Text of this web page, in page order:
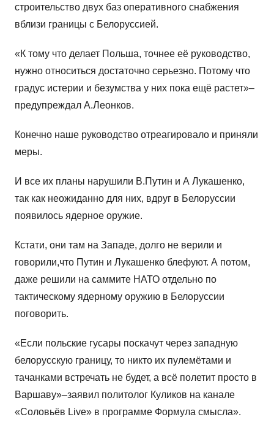
строительство двух баз оперативного снабжения
вблизи границы с Белоруссией.
«К тому что делает Польша, точнее её руководство,
нужно относиться достаточно серьезно. Потому что
градус истерии и безумства у них пока ещё растет»–
предупреждал А.Леонков.
Конечно наше руководство отреагировало и приняли
меры.
И все их планы нарушили В.Путин и А Лукашенко,
так как неожиданно для них, вдруг в Белоруссии
появилось ядерное оружие.
Кстати, они там на Западе, долго не верили и
говорили,что Путин и Лукашенко блефуют. А потом,
даже решили на саммите НАТО отдельно по
тактическому ядерному оружию в Белоруссии
поговорить.
«Если польские гусары поскачут через западную
белорусскую границу, то никто их пулемётами и
тачанками встречать не будет, а всё полетит просто в
Варшаву»–заявил политолог Куликов на канале
«Соловьёв Live» в программе Формула смысла».